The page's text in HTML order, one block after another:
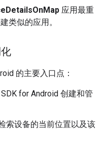
应用最重
类似的应用。
的主要入口点：
for Android 创建和管
索设备的当前位置以及该